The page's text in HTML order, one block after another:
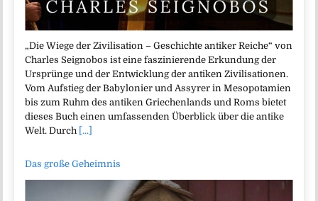
„Die Wiege der Zivilisation – Geschichte antiker Reiche“ von
Charles Seignobos ist eine faszinierende Erkundung der
Ursprünge und der Entwicklung der antiken Zivilisationen.
Vom Aufstieg der Babylonier und Assyrer in Mesopotamien
bis zum Ruhm des antiken Griechenlands und Roms bietet
dieses Buch einen umfassenden Überblick über die antike
Welt. Durch [...]
Das große Geheimnis